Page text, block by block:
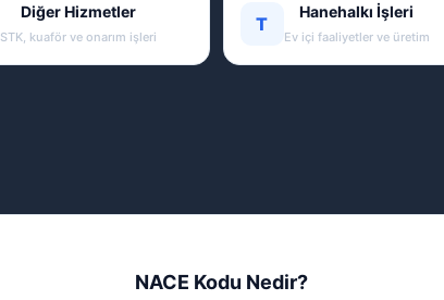
Diğer Hizmetler
STK, kuaför ve onarım işleri
T
Hanehalkı İşleri
Ev içi faaliyetler ve üretim
NACE Kodu Nedir?